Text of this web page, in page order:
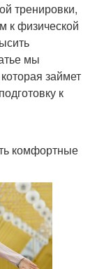
тренировки,
к физической
мы
займет
к
комфортные